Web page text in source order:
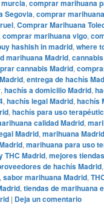
, comprar marihuana
Segovia, comprar
, Comprar Marihuana
comprar marihuana vigo,
hashish in madrid, where
marihuana Madrid,
cannabis Madrid,
, entrega de hachís
, hachís a domicilio Madrid,
, hachís legal Madrid, hachís
, hachís para uso
calidad Madrid,
Madrid, marihuana Madrid
, marihuana para uso
THC Madrid, mejores
de hachís Madrid,
, sabor marihuana Madrid,
, tiendas de marihuana
| Deja un comentario